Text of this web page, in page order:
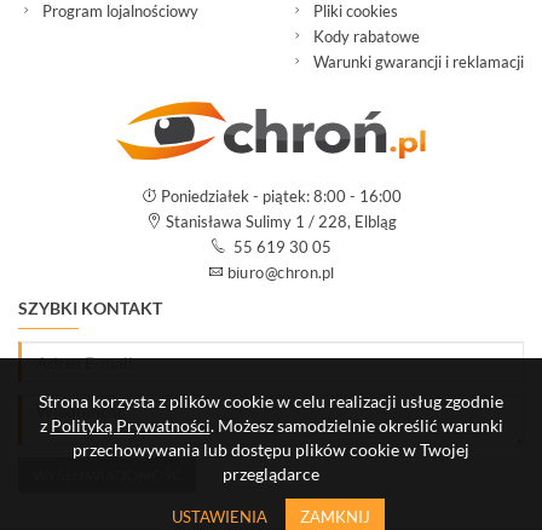
Program lojalnościowy
Pliki cookies
Kody rabatowe
Warunki gwarancji i reklamacji
Poniedziałek - piątek: 8:00 - 16:00
Stanisława Sulimy 1 / 228, Elbląg
55 619 30 05
SZYBKI KONTAKT
Strona korzysta z plików cookie w celu realizacji usług zgodnie
z Polityką Prywatności. Możesz samodzielnie określić warunki
przechowywania lub dostępu plików cookie w Twojej
przeglądarce
USTAWIENIA ZAMKNIJ